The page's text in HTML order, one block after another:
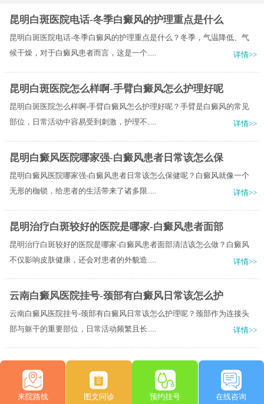
昆明白斑医院电话-冬季白癜风的护理重点是什么
昆明白斑医院电话-冬季白癜风的护理重点是什么？冬季，气温降低、气
候干燥，对于白癜风患者而言，这是一个.....
详情>>
昆明白斑医院怎么样啊-手臂白癜风怎么护理好呢
昆明白斑医院怎么样啊-手臂白癜风怎么护理好呢？手臂是白癜风的常见
部位，日常活动中容易受到刺激，护理不.....
详情>>
昆明白癜风医院哪家强-白癜风患者日常该怎么保
昆明白癜风医院哪家强-白癜风患者日常该怎么保健呢？白癜风就像一个
无形的枷锁，给患者的生活带来了诸多限.....
详情>>
昆明治疗白斑较好的医院是哪家-白癜风患者面部
昆明治疗白斑较好的医院是哪家-白癜风患者面部清洁该怎么做？白癜风
不仅影响皮肤健康，还会对患者的外貌造.....
详情>>
云南白癜风医院挂号-颈部有白癜风日常该怎么护
云南白癜风医院挂号-颈部有白癜风日常该怎么护理呢？颈部作为连接头
部与躯干的重要部位，日常活动频繁且长.....
详情>>
来院路线 图文问诊 预约挂号 在线咨询